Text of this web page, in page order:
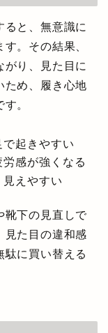
ると、無意識に
。その結果、
がり、見た目に
ため、履き心地
。
起きやすい
感が強くなる
えやすい
靴下の見直しで
見た目の違和感
駄に買い替える